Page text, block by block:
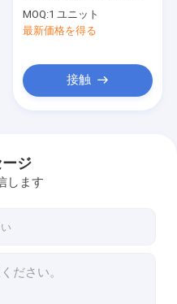
MOQ:1 ユニット
最新価格を得る
接触
ジ
します